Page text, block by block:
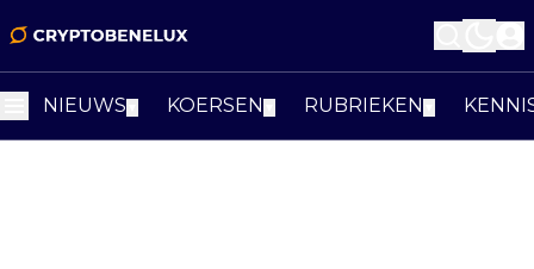
NIEUWS KOERSEN RUBRIEKEN